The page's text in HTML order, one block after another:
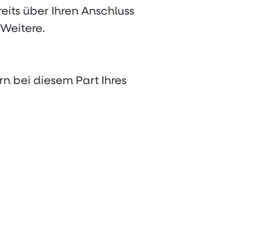
über Ihren Anschluss
bei diesem Part Ihres